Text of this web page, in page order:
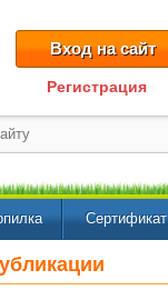
Вход на сайт
Регистрация
Сертификат